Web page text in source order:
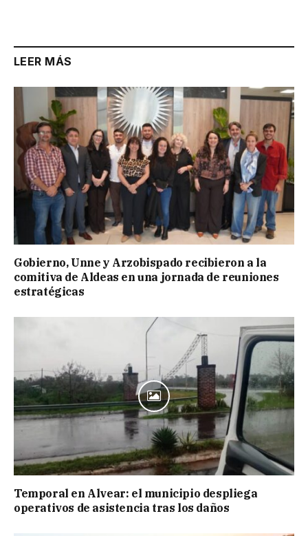
LEER MÁS
Gobierno, Unne y Arzobispado recibieron a la
comitiva de Aldeas en una jornada de reuniones
estratégicas
Temporal en Alvear: el municipio despliega
operativos de asistencia tras los daños